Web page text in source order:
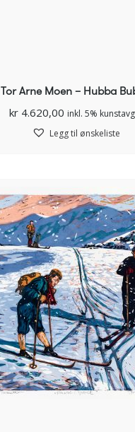
Tor Arne Moen – Hubba
kr 4.620,00 inkl. 5%
Legg til ønskeliste